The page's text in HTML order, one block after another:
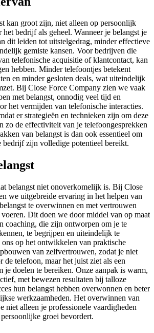
kan groot zijn, niet alleen op persoonlijk
bedrijf als geheel. Wanneer je belangst je
dit leiden tot uitstelgedrag, minder effectieve
gemiste kansen. Voor bedrijven die
telefonische acquisitie of klantcontact, kan
hebben. Minder telefoontjes betekent
en minder gesloten deals, wat uiteindelijk
Bij Close Force Company zien we vaak
met belangst, onnodig veel tijd en
het vermijden van telefonische interacties.
er strategieën en technieken zijn om deze
zo de effectiviteit van je telefoongesprekken
van belangst is dan ook essentieel om
bedrijf zijn volledige potentieel bereikt.
belangst niet onoverkomelijk is. Bij Close
we uitgebreide ervaring in het helpen van
te overwinnen en met vertrouwen
Dit doen we door middel van op maat
coaching, die zijn ontworpen om je te
te begrijpen en uiteindelijk te
ons op het ontwikkelen van praktische
van zelfvertrouwen, zodat je niet
de telefoon, maar het juist ziet als een
je doelen te bereiken. Onze aanpak is warm,
met bewezen resultaten bij talloze
hun belangst hebben overwonnen en beter
werkzaamheden. Het overwinnen van
niet alleen je professionele vaardigheden
groei bevordert.